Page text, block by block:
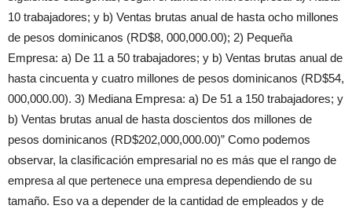
10 trabajadores; y b) Ventas brutas anual de hasta ocho millones
de pesos dominicanos (RD$8, 000,000.00); 2) Pequeña
Empresa: a) De 11 a 50 trabajadores; y b) Ventas brutas anual de
hasta cincuenta y cuatro millones de pesos dominicanos (RD$54,
000,000.00). 3) Mediana Empresa: a) De 51 a 150 trabajadores; y
b) Ventas brutas anual de hasta doscientos dos millones de
pesos dominicanos (RD$202,000,000.00)” Como podemos
observar, la clasificación empresarial no es más que el rango de
empresa al que pertenece una empresa dependiendo de su
tamaño. Eso va a depender de la cantidad de empleados y de